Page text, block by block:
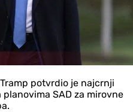
potvrdio je najcrnji
SAD za mirovne